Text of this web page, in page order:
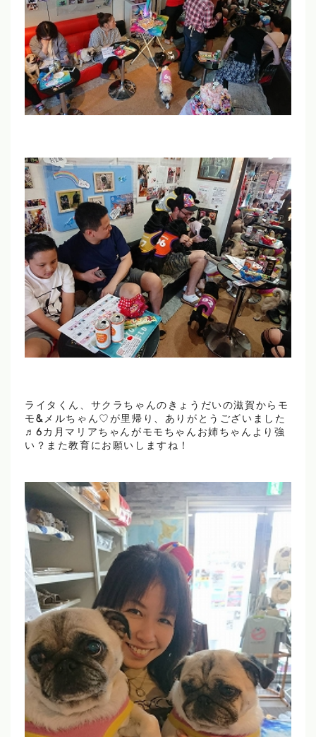
ライタくん、サクラちゃんのきょうだいの滋賀からモ
モ&メルちゃん♡が里帰り、ありがとうございました
♬6カ月マリアちゃんがモモちゃんお姉ちゃんより強
い？また教育にお願いしますね！